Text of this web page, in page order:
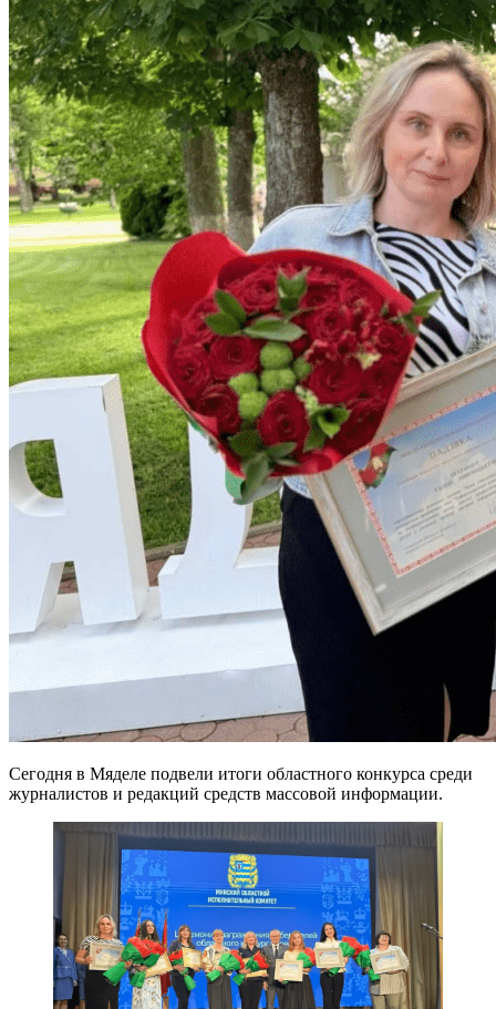
Сегодня в Мяделе подвели итоги областного конкурса среди
журналистов и редакций средств массовой информации.